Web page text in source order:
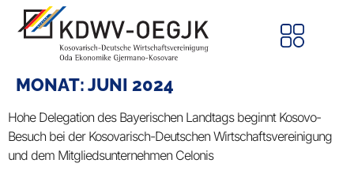
MONAT:JUNI 2024
Hohe Delegation des Bayerischen Landtags beginnt Kosovo-
Besuch bei der Kosovarisch-Deutschen Wirtschaftsvereinigung
und dem Mitgliedsunternehmen Celonis